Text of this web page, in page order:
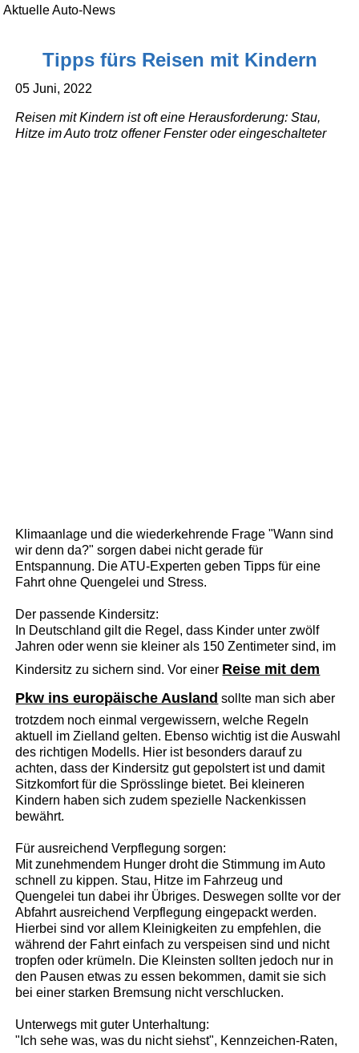
Aktuelle Auto-News
Tipps fürs Reisen mit Kindern
05 Juni, 2022
Reisen mit Kindern ist oft eine Herausforderung: Stau,
Hitze im Auto trotz offener Fenster oder eingeschalteter
Klimaanlage und die wiederkehrende Frage "Wann sind
wir denn da?" sorgen dabei nicht gerade für
Entspannung. Die ATU-Experten geben Tipps für eine
Fahrt ohne Quengelei und Stress.
Der passende Kindersitz:
In Deutschland gilt die Regel, dass Kinder unter zwölf
Jahren oder wenn sie kleiner als 150 Zentimeter sind, im
Kindersitz zu sichern sind. Vor einer Reise mit dem
Pkw ins europäische Ausland sollte man sich aber
trotzdem noch einmal vergewissern, welche Regeln
aktuell im Zielland gelten. Ebenso wichtig ist die Auswahl
des richtigen Modells. Hier ist besonders darauf zu
achten, dass der Kindersitz gut gepolstert ist und damit
Sitzkomfort für die Sprösslinge bietet. Bei kleineren
Kindern haben sich zudem spezielle Nackenkissen
bewährt.
Für ausreichend Verpflegung sorgen:
Mit zunehmendem Hunger droht die Stimmung im Auto
schnell zu kippen. Stau, Hitze im Fahrzeug und
Quengelei tun dabei ihr Übriges. Deswegen sollte vor der
Abfahrt ausreichend Verpflegung eingepackt werden.
Hierbei sind vor allem Kleinigkeiten zu empfehlen, die
während der Fahrt einfach zu verspeisen sind und nicht
tropfen oder krümeln. Die Kleinsten sollten jedoch nur in
den Pausen etwas zu essen bekommen, damit sie sich
bei einer starken Bremsung nicht verschlucken.
Unterwegs mit guter Unterhaltung:
"Ich sehe was, was du nicht siehst", Kennzeichen-Raten,